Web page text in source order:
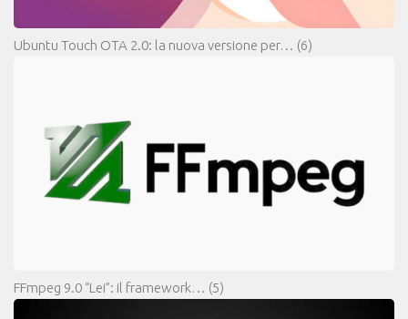
Ubuntu Touch OTA 2.0: la nuova versione per… (6)
FFmpeg 9.0 “Lei”: il framework… (5)